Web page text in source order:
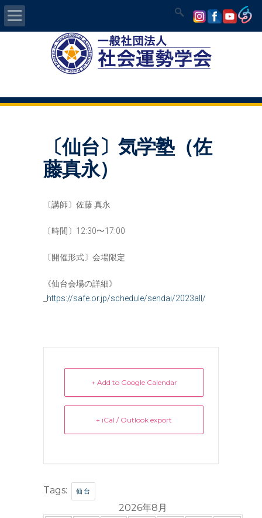
気学/易 セミナー
講師の紹介
入会について
開運MAPS
〔仙台〕気学塾（佐
藤真永）
〔講師〕佐藤 真永
〔時間〕12:30〜17:00
〔開催形式〕会場限定
《仙台会場の詳細》
https://safe.or.jp/schedule/sendai/2023all/
+ Add to Google Calendar
+ iCal / Outlook export
Tags: 仙台
2026年8月